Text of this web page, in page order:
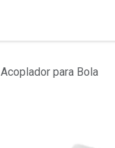
Acoplador para Bola